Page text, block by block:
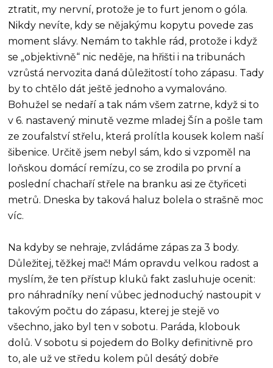
ztratit, my nervní, protože je to furt jenom o góla.
Nikdy nevíte, kdy se nějakýmu kopytu povede zas
moment slávy. Nemám to takhle rád, protože i když
se „objektivně“ nic neděje, na hřišti i na tribunách
vzrůstá nervozita daná důležitostí toho zápasu. Tady
by to chtělo dát ještě jednoho a vymalováno.
Bohužel se nedaří a tak nám všem zatrne, když si to
v 6. nastavený minutě vezme mladej Šín a pošle tam
ze zoufalství střelu, která prolítla kousek kolem naší
šibenice. Určitě jsem nebyl sám, kdo si vzpoměl na
loňskou domácí remízu, co se zrodila po první a
poslední chachaří střele na branku asi ze čtyřiceti
metrů. Dneska by taková haluz bolela o strašně moc
víc.
Na kdyby se nehraje, zvládáme zápas za 3 body.
Důležitej, těžkej mač! Mám opravdu velkou radost a
myslím, že ten přístup kluků fakt zasluhuje ocenit:
pro náhradníky není vůbec jednoduchý nastoupit v
takovým počtu do zápasu, kterej je stejě vo
všechno, jako byl ten v sobotu. Paráda, klobouk
dolů. V sobotu si pojedem do Bolky definitivně pro
to, ale už ve středu kolem půl desátý dobře